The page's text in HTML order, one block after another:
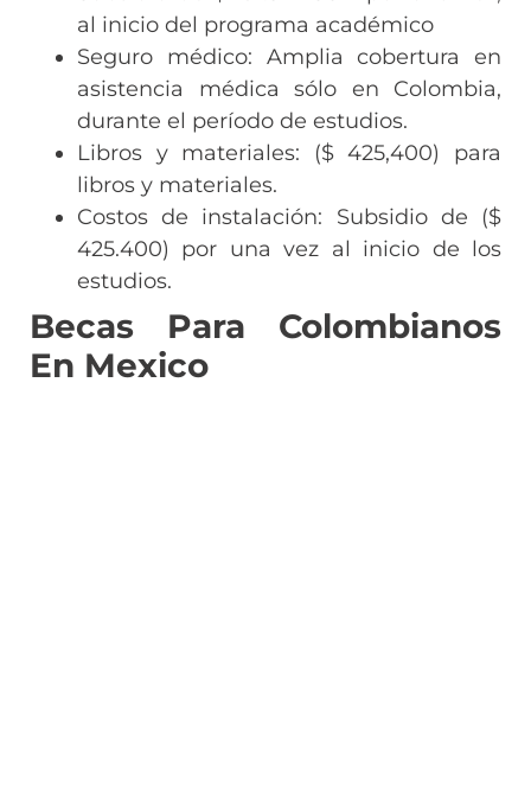
al inicio del programa académico
Seguro médico: Amplia cobertura en
asistencia médica sólo en Colombia,
durante el período de estudios.
Libros y materiales: ($ 425,400) para
libros y materiales.
Costos de instalación: Subsidio de ($
425.400) por una vez al inicio de los
estudios.
Becas Para Colombianos
En Mexico